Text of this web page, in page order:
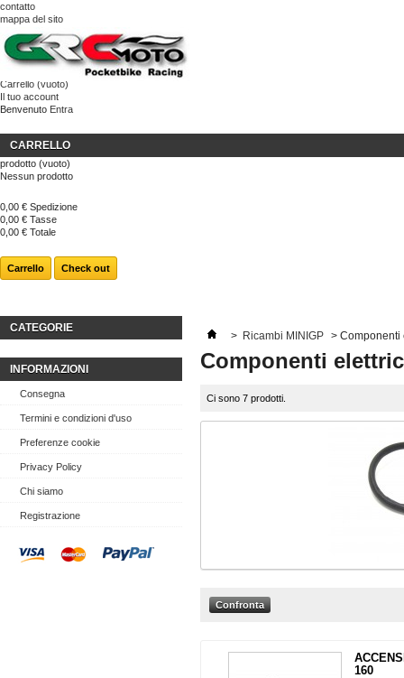
contatto
mappa del sito
Carrello (vuoto)
Il tuo account
Benvenuto Entra
CARRELLO
prodotto (vuoto)
Nessun prodotto
0,00 € Spedizione
0,00 € Tasse
0,00 € Totale
Carrello Check out
CATEGORIE
INFORMAZIONI
Consegna
Termini e condizioni d'uso
Preferenze cookie
Privacy Policy
Chi siamo
Registrazione
> Ricambi MINIGP > Componenti
Componenti
Ci sono 7 prodotti.
160